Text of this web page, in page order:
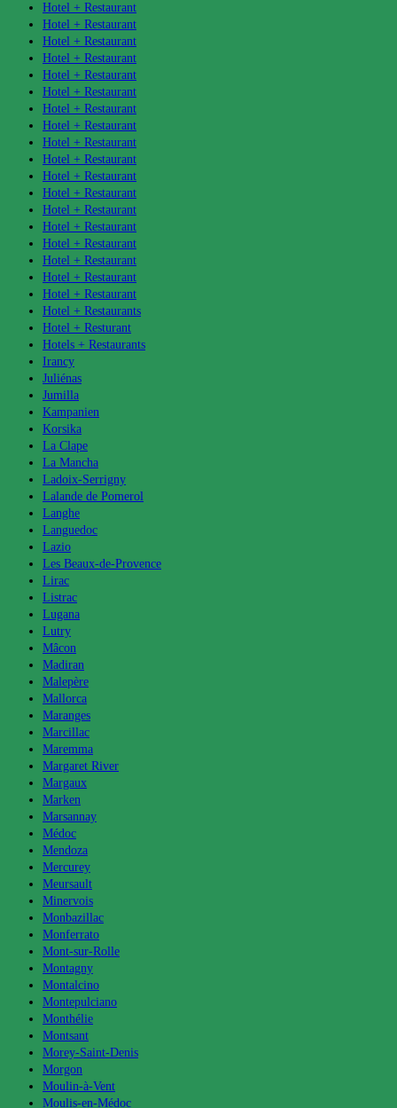
Hotel + Restaurant
Hotel + Restaurant
Hotel + Restaurant
Hotel + Restaurant
Hotel + Restaurant
Hotel + Restaurant
Hotel + Restaurant
Hotel + Restaurant
Hotel + Restaurant
Hotel + Restaurant
Hotel + Restaurant
Hotel + Restaurant
Hotel + Restaurant
Hotel + Restaurant
Hotel + Restaurant
Hotel + Restaurant
Hotel + Restaurant
Hotel + Restaurant
Hotel + Restaurants
Hotel + Resturant
Hotels + Restaurants
Irancy
Juliénas
Jumilla
Kampanien
Korsika
La Clape
La Mancha
Ladoix-Serrigny
Lalande de Pomerol
Langhe
Languedoc
Lazio
Les Beaux-de-Provence
Lirac
Listrac
Lugana
Lutry
Mâcon
Madiran
Malepère
Mallorca
Maranges
Marcillac
Maremma
Margaret River
Margaux
Marken
Marsannay
Médoc
Mendoza
Mercurey
Meursault
Minervois
Monbazillac
Monferrato
Mont-sur-Rolle
Montagny
Montalcino
Montepulciano
Monthélie
Montsant
Morey-Saint-Denis
Morgon
Moulin-à-Vent
Moulis-en-Médoc